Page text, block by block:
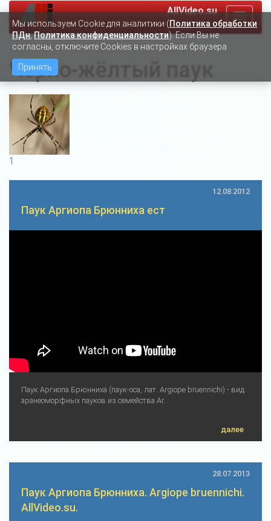
AllVideo.su
Чёрно-жёлтый паук
1
12.08.2012
Паук Аргиопа Брюнниха ест
Паук Аргиопа Брюнниха (паук-оса, лат. Argiope bruennichi) - вид
аранеоморфных пауков из семейства Ar...
далее
28.07.2013
Паук Аргиопа Брюнниха. Argiope bruennichi.
AllVideo.su.
Мы используем Сookie для аналитики (Политика обработки
ПДн,Политика конфиденциальности). Если Вы не
согласны, отключите Cookies в настройках браузера
Принять